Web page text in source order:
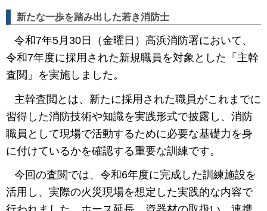
新たな一歩を踏み出した若き消防士
令和7年5月30日（金曜日）高浜消防署において、
令和7年度に採用された新規職員を対象とした「主幹
査閲」を実施しました。
主幹査閲とは、新たに採用された職員がこれまでに
習得した消防技術や知識を実践形式で披露し、消防
職員として現場で活動するために必要な基礎力を身
に付けているかを確認する重要な訓練です。
今回の査閲では、令和6年度に完成した訓練施設を
活用し、実際の火災現場を想定した実践的な内容で